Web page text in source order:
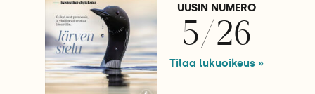
UUSIN NUMERO
5/26
Tilaa lukuoikeus »